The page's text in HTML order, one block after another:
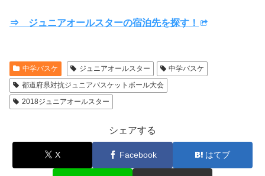
⇒ ジュニアオールスターの宿泊先を探す！
中学バスケ ジュニアオールスター
中学バスケ
都道府県対抗ジュニアバスケットボール大会
2018ジュニアオールスター
シェアする
X Facebook はてブ